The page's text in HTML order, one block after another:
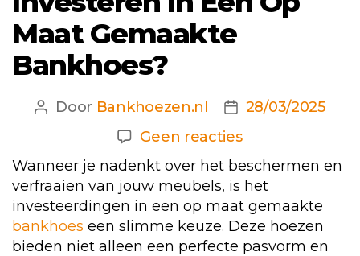
Maat Gemaakte
Bankhoes?
Berichtauteur
Door Bankhoezen.nl Berichtdatum
28/03/2025
Geen reactiesop
Waarom
Zou
U
Investeren
In
Wanneer je nadenkt over het beschermen en
verfraaien van jouw meubels, is het
investeerdingen in een op maat gemaakte
bankhoes een slimme keuze. Deze hoezen
bieden niet alleen een perfecte pasvorm en